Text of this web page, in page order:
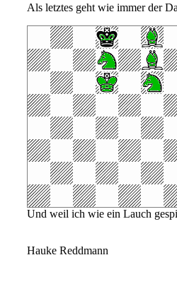
Als letztes geht wie immer der
Und weil ich wie ein Lauch
Hauke Reddmann